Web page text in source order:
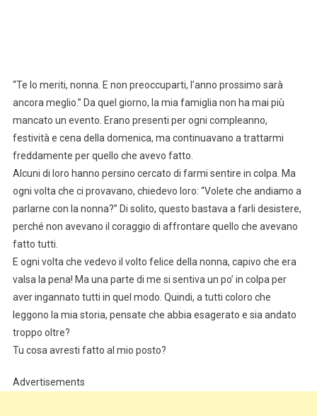
“Te lo meriti, nonna. E non preoccuparti, l’anno prossimo sarà
ancora meglio.” Da quel giorno, la mia famiglia non ha mai più
mancato un evento. Erano presenti per ogni compleanno,
festività e cena della domenica, ma continuavano a trattarmi
freddamente per quello che avevo fatto.
Alcuni di loro hanno persino cercato di farmi sentire in colpa. Ma
ogni volta che ci provavano, chiedevo loro: “Volete che andiamo a
parlarne con la nonna?” Di solito, questo bastava a farli desistere,
perché non avevano il coraggio di affrontare quello che avevano
fatto tutti.
E ogni volta che vedevo il volto felice della nonna, capivo che era
valsa la pena! Ma una parte di me si sentiva un po’ in colpa per
aver ingannato tutti in quel modo. Quindi, a tutti coloro che
leggono la mia storia, pensate che abbia esagerato e sia andato
troppo oltre?
Tu cosa avresti fatto al mio posto?
Advertisements